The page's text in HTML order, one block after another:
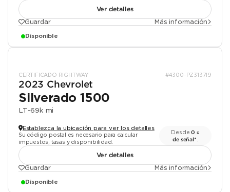
Ver detalles
Guardar
Más información
Disponible
CERTIFICADO RIGHTWAY #4300-PZ313719
2023 Chevrolet
Silverado 1500
LT-69k mi
Establezca la ubicación para ver los detalles
Su código postal es necesario para calcular
impuestos, tasas y disponibilidad.
Desde0 ¤
de señal*
Ver detalles
Guardar
Más información
Disponible